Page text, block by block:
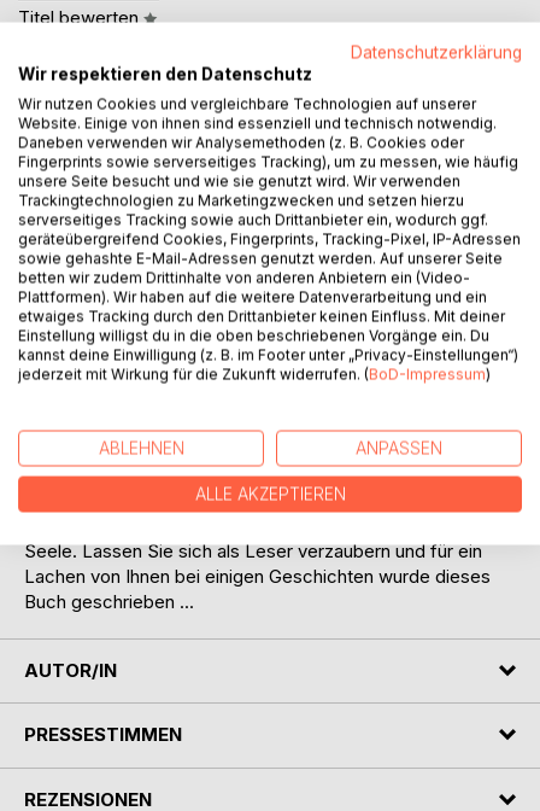
Titel bewerten
BESCHREIBUNG
Eines Tages stellte mir ein kleines deutsches Mädchen, die
Frage, warum sind bei Euch die Fichtenzapfen krumm. Da
ich es nicht wusste, beantwortete ich die Frage so: "Diese
Zapfen dienen den Waldfeen als Vorlage für die
Weihnachtsbäckerei - Vanillekipferln!" Der
heraus, wurde dieses Buch geschrieben. Ein Freund hat es
mit wunderschönen Bildern illustriert, denn ein Kinderbuch
ohne Bilder ist kein wirkliches Kinderbuch. Das Buch lässt
Seele. Lassen Sie sich als Leser verzaubern und für ein
Lachen von Ihnen bei einigen Geschichten wurde dieses
Buch geschrieben ...
AUTOR/IN
PRESSESTIMMEN
REZENSIONEN
Datenschutzerklärung
Wir respektieren den Datenschutz
Wir nutzen Cookies und vergleichbare Technologien auf unserer
Website. Einige von ihnen sind essenziell und technisch notwendig.
Daneben verwenden wir Analysemethoden (z. B. Cookies oder
Fingerprints sowie serverseitiges Tracking), um zu messen, wie häufig
unsere Seite besucht und wie sie genutzt wird. Wir verwenden
Trackingtechnologien zu Marketingzwecken und setzen hierzu
serverseitiges Tracking sowie auch Drittanbieter ein, wodurch ggf.
geräteübergreifend Cookies, Fingerprints, Tracking-Pixel, IP-Adressen
sowie gehashte E-Mail-Adressen genutzt werden. Auf unserer Seite
betten wir zudem Drittinhalte von anderen Anbietern ein (Video-
Plattformen). Wir haben auf die weitere Datenverarbeitung und ein
etwaiges Tracking durch den Drittanbieter keinen Einfluss. Mit deiner
Einstellung willigst du in die oben beschriebenen Vorgänge ein. Du
kannst deine Einwilligung (z. B. im Footer unter „Privacy-Einstellungen“)
jederzeit mit Wirkung für die Zukunft widerrufen. (BoD-Impressum)
ABLEHNEN ANPASSEN
ALLE AKZEPTIEREN